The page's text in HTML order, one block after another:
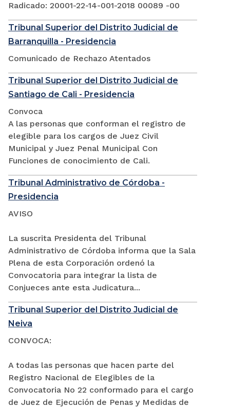
Radicado: 20001-22-14-001-2018 00089 -00
Tribunal Superior del Distrito Judicial de
Barranquilla - Presidencia
Comunicado de Rechazo Atentados
Tribunal Superior del Distrito Judicial de
Santiago de Cali - Presidencia
Convoca
A las personas que conforman el registro de
elegible para los cargos de Juez Civil
Municipal y Juez Penal Municipal Con
Funciones de conocimiento de Cali.
Tribunal Administrativo de Córdoba -
Presidencia
AVISO
La suscrita Presidenta del Tribunal
Administrativo de Córdoba informa que la Sala
Plena de esta Corporación ordenó la
Convocatoria para integrar la lista de
Conjueces ante esta Judicatura...
Tribunal Superior del Distrito Judicial de
Neiva
CONVOCA:
A todas las personas que hacen parte del
Registro Nacional de Elegibles de la
Convocatoria No 22 conformado para el cargo
de Juez de Ejecución de Penas y Medidas de